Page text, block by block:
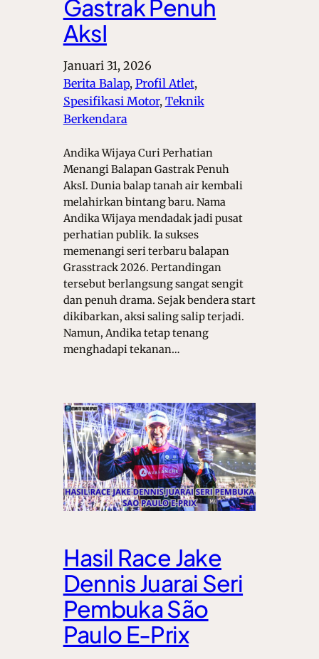
Gastrak Penuh
AksI
Januari 31, 2026
Berita Balap, Profil Atlet ,
Spesifikasi Motor, Teknik
Berkendara
Andika Wijaya Curi Perhatian
Menangi Balapan Gastrak Penuh
AksI. Dunia balap tanah air kembali
melahirkan bintang baru. Nama
Andika Wijaya mendadak jadi pusat
perhatian publik. Ia sukses
memenangi seri terbaru balapan
Grasstrack 2026. Pertandingan
tersebut berlangsung sangat sengit
dan penuh drama. Sejak bendera start
dikibarkan, aksi saling salip terjadi.
Namun, Andika tetap tenang
menghadapi tekanan…
Hasil Race Jake
Dennis Juarai Seri
Pembuka São
Paulo E-Prix